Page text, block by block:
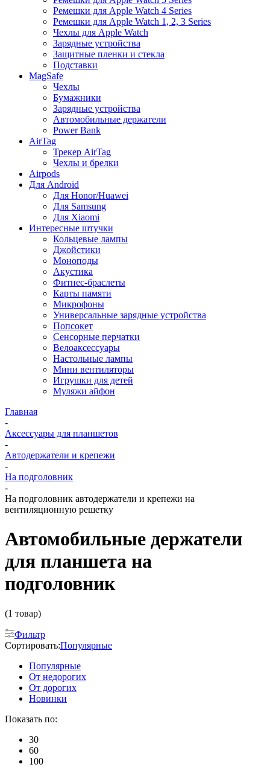
Ремешки для Apple Watch 4 Series
Ремешки для Apple Watch 1, 2, 3 Series
Чехлы для Apple Watch
Зарядные устройства
Защитные пленки и стекла
Подставки
MagSafe
Чехлы
Бумажники
Зарядные устройства
Автомобильные держатели
Power Bank
AirTag
Трекер AirTag
Чехлы и брелки
Airpods
Для Android
Для Honor/Huawei
Для Samsung
Для Xiaomi
Интересные штучки
Кольцевые лампы
Джойстики
Моноподы
Акустика
Фитнес-браслеты
Карты памяти
Микрофоны
Универсальные зарядные устройства
Попсокет
Сенсорные перчатки
Велоаксессуары
Настольные лампы
Мини вентиляторы
Игрушки для детей
Муляжи айфон
Главная
-
Аксессуары для планшетов
-
Автодержатели и крепежи
-
На подголовник
-
На подголовник автодержатели и крепежи на
вентиляционную решетку
Автомобильные держатели
для планшета на
подголовник
(1 товар)
Фильтр
Сортировать:Популярные
Популярные
От недорогих
От дорогих
Новинки
Показать по:
30
60
100